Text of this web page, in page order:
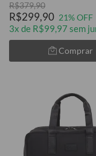
R$379,90
R$299,90 21% OFF
3x de R$99,97 sem
Comprar